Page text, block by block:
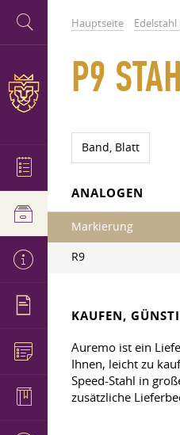
Hauptseite
P9
Band, Blatt
ANALOGEN
Markierung
R9
KAUFEN,
Auremo ist ein
Ihnen, leicht zu
Speed-Stahl in
zusätzliche